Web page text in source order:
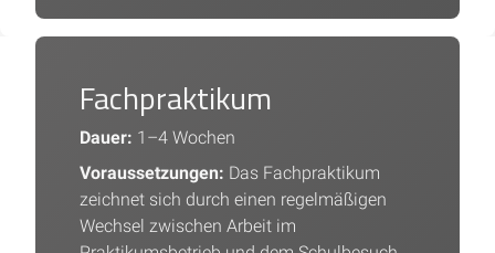
Fachpraktikum
Dauer: 1–4 Wochen
Voraussetzungen: Das Fachpraktikum
zeichnet sich durch einen regelmäßigen
Wechsel zwischen Arbeit im